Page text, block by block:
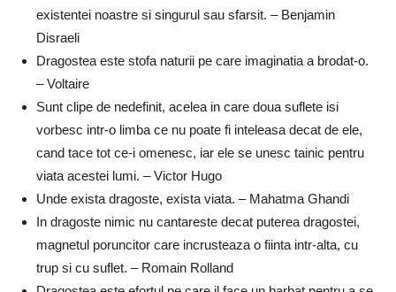
existentei noastre si singurul sau sfarsit. – Benjamin
Disraeli
Dragostea este stofa naturii pe care imaginatia a brodat-o.
– Voltaire
Sunt clipe de nedefinit, acelea in care doua suflete isi
vorbesc intr-o limba ce nu poate fi inteleasa decat de ele,
cand tace tot ce-i omenesc, iar ele se unesc tainic pentru
viata acestei lumi. – Victor Hugo
Unde exista dragoste, exista viata. – Mahatma Ghandi
In dragoste nimic nu cantareste decat puterea dragostei,
magnetul poruncitor care incrusteaza o fiinta intr-alta, cu
trup si cu suflet. – Romain Rolland